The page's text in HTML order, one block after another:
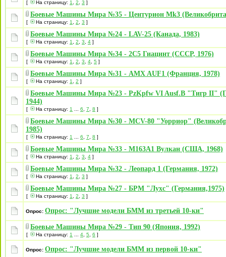
[ На страницу: 1 2 3 ]
Боевые Машины Мира №35 - Центурион Mk3
[ На страницу: 1 2 3 ]
Боевые Машины Мира №24 - LAV-25 (Канада, 1983)
[ На страницу: 1 2 3 4 ]
Боевые Машины Мира №34 - 2С5 Гиацинт (СССР, 1976)
[ На страницу: 1 2 3 4 5 ]
Боевые Машины Мира №31 - AMX AUF1 (Франция, 1978)
[ На страницу: 1 2 ]
Боевые Машины Мира №23 - PzKpfw VI Ausf.B "Тигр II"
1944)
[ На страницу: 1 6 7 8 ]
Боевые Машины Мира №30 - MCV-80 "Уорриор"
1985)
[ На страницу: 1 6 7 8 ]
Боевые Машины Мира №33 - M163A1 Вулкан (США, 1968)
[ На страницу: 1 2 3 4 ]
Боевые Машины Мира №32 - Леопард 1 (Германия, 1972)
[ На страницу: 1 2 3 ]
Боевые Машины Мира №27 - БРМ "Лухс" (Германия,1975)
[ На страницу: 1 2 3 ]
Опрос: Опрос: "Лучшие модели БММ из третьей 10-ки"
Боевые Машины Мира №29 - Тип 90 (Япония, 1992)
[ На страницу: 1 4 5 6 ]
Опрос: Опрос: "Лучшие модели БММ из первой 10-ки"